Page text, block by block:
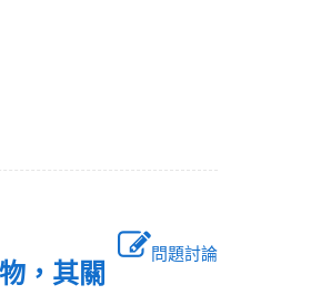
問題討論
，其關